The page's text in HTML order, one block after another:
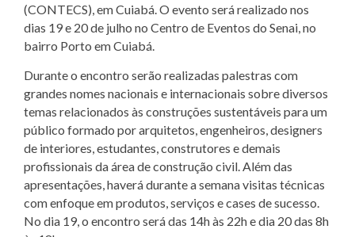
(CONTECS), em Cuiabá. O evento será realizado nos
dias 19 e 20 de julho no Centro de Eventos do Senai, no
bairro Porto em Cuiabá.
Durante o encontro serão realizadas palestras com
grandes nomes nacionais e internacionais sobre diversos
temas relacionados às construções sustentáveis para um
público formado por arquitetos, engenheiros, designers
de interiores, estudantes, construtores e demais
profissionais da área de construção civil. Além das
apresentações, haverá durante a semana visitas técnicas
com enfoque em produtos, serviços e cases de sucesso.
No dia 19, o encontro será das 14h às 22h e dia 20 das 8h